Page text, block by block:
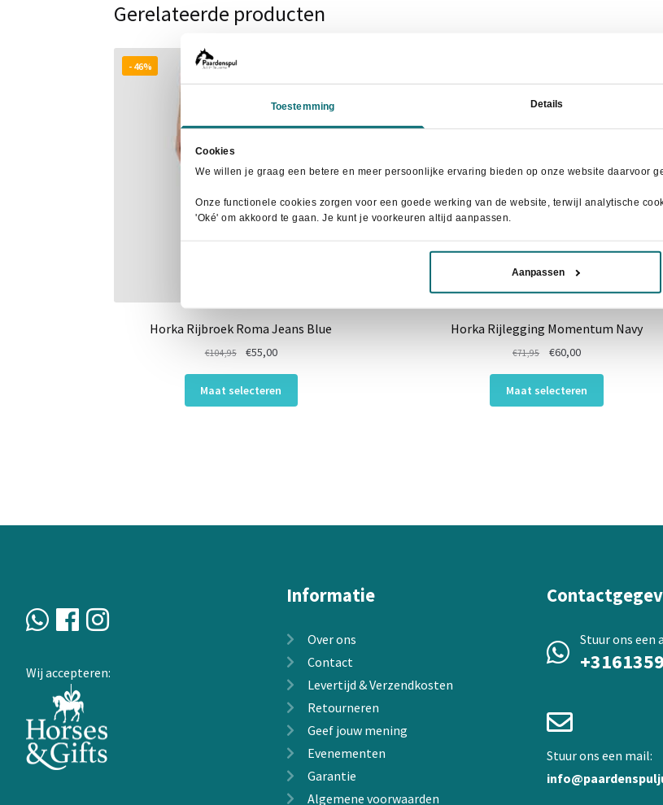
Toestemming Details
Cookies
We willen je graag een betere en meer persoonlijke ervaring bieden op onze website daarvoor
Onze functionele cookies zorgen voor een goede werking van de website, terwijl analytische
'Oké' om akkoord te gaan. Je kunt je voorkeuren altijd aanpassen.
Aanpassen
Gerelateerde producten
Horka Rijbroek Roma Jeans Blue
- 46%
€104,95
Oorspronkelijke
was:
€104,95.
€55,00Huidige
is:
€55,00.
Maat selecteren
gekozen
productpagina
Horka Rijlegging Momentum Navy
€71,95
Oorspronkelijke
was:
€71,95.
€60,00Huidige
is:
€60,00.
Maat selecteren
gekozen
Wij accepteren:
Informatie
Over ons
Contact
Levertijd & Verzendkosten
Retourneren
Geef jouw mening
Evenementen
Garantie
Algemene voorwaarden
Stuur ons een
Stuur ons een mail: